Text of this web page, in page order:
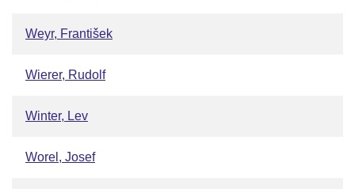
Weyr, František
Wierer, Rudolf
Winter, Lev
Worel, Josef